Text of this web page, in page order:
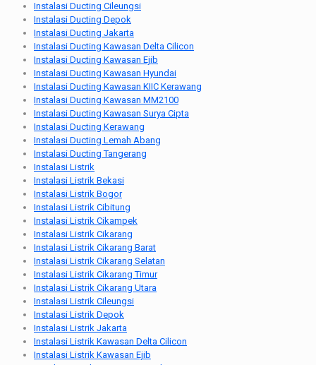
Instalasi Ducting Cileungsi
Instalasi Ducting Depok
Instalasi Ducting Jakarta
Instalasi Ducting Kawasan Delta Cilicon
Instalasi Ducting Kawasan Ejib
Instalasi Ducting Kawasan Hyundai
Instalasi Ducting Kawasan KIIC Kerawang
Instalasi Ducting Kawasan MM2100
Instalasi Ducting Kawasan Surya Cipta
Instalasi Ducting Kerawang
Instalasi Ducting Lemah Abang
Instalasi Ducting Tangerang
Instalasi Listrik
Instalasi Listrik Bekasi
Instalasi Listrik Bogor
Instalasi Listrik Cibitung
Instalasi Listrik Cikampek
Instalasi Listrik Cikarang
Instalasi Listrik Cikarang Barat
Instalasi Listrik Cikarang Selatan
Instalasi Listrik Cikarang Timur
Instalasi Listrik Cikarang Utara
Instalasi Listrik Cileungsi
Instalasi Listrik Depok
Instalasi Listrik Jakarta
Instalasi Listrik Kawasan Delta Cilicon
Instalasi Listrik Kawasan Ejib